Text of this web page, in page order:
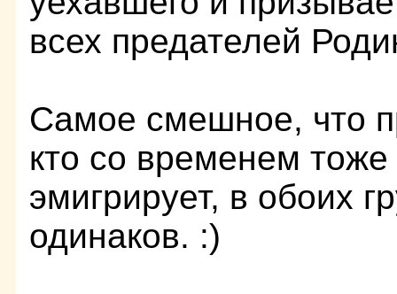
всех предателей
Самое смешное, что
кто со временем тоже
эмигрирует, в обоих
одинаков. :)